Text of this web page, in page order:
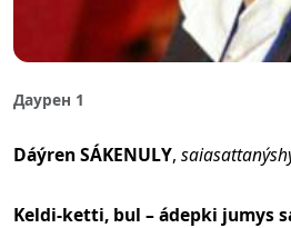
Даурен 1
Dáýren SÁKENULY,
Keldi-ketti, bul – ádepki jumys